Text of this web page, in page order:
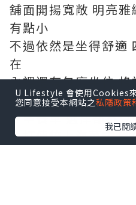
舖面開揚寬敞 明亮
有點小
不過依然是坐得舒適
在
內裡還有包廂坐位 格
望望餐單 選擇都不算
主打傳統上海菜式
U Lifestyle 會使用Cookies
您同意接受本網站之私隱政策
我已閱